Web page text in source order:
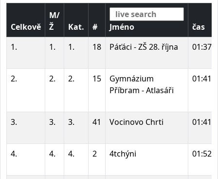
Celkově
M/
Ž
Kat. # Jméno
čas
1.
1. 1. 18 Páťáci - ZŠ 28. října
2. 2. 2. 15
Gymnázium
Příbram - Atlasáři
3. 3. 3. 41 Vocinovo Chrti
4. 4. 4. 2 4tchýni